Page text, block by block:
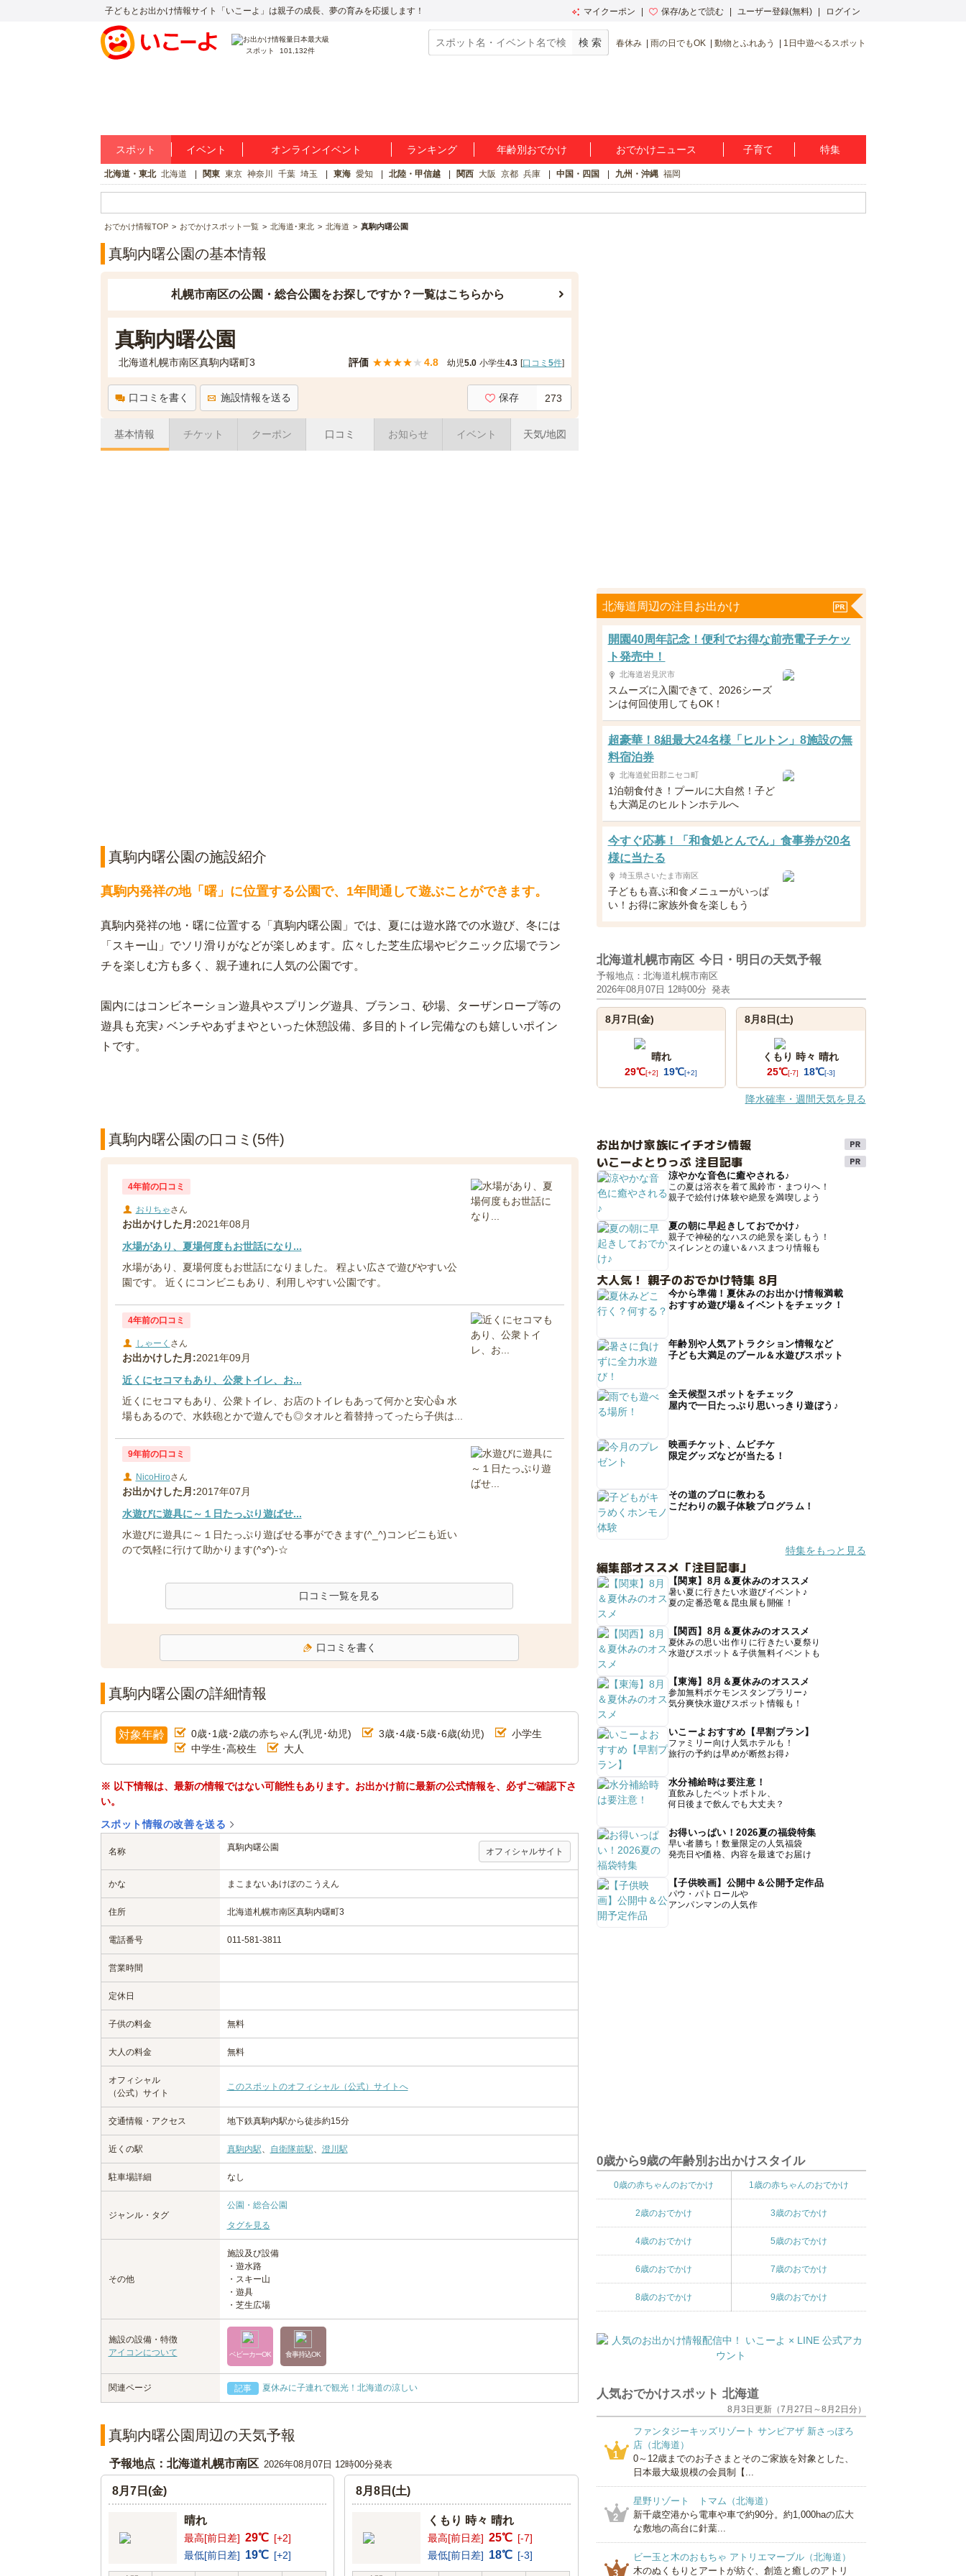
子どもとお出かけ情報サイト「いこーよ」は親子の成長、夢の育みを応援します！ マイクーポン 保存/あとで読む ユーザー登録(無料) ログイン
スポット 101,132件
春休み 雨の日でもOK 動物とふれあう 1日中遊べるスポット
スポット イベント オンラインイベント ランキング 年齢別おでかけ おでかけニュース 子育て 特集
北海道・東北 北海道 関東 東京 神奈川 千葉 埼玉 東海 愛知 北陸・甲信越 関西 大阪 京都 兵庫 中国・四国 九州・沖縄 福岡
おでかけ情報TOP おでかけスポット一覧 北海道･東北 北海道 真駒内曙公園
真駒内曙公園の基本情報
札幌市南区の公園・総合公園をお探しですか？一覧はこちらから
真駒内曙公園
北海道札幌市南区真駒内曙町3 評価 ★★★★★ 4.8 幼児5.0 小学生4.3 [口コミ 5件]
口コミを書く 施設情報を送る 保存 273
基本情報 チケット クーポン 口コミ お知らせ イベント 天気/地図
真駒内曙公園の施設紹介
真駒内発祥の地「曙」に位置する公園で、1年間通して遊ぶことができます。
真駒内発祥の地・曙に位置する「真駒内曙公園」では、夏には遊水路での水遊び、冬には
「スキー山」でソリ滑りがなどが楽しめます。広々した芝生広場やピクニック広場でラン
チを楽しむ方も多く、親子連れに人気の公園です。
園内にはコンビネーション遊具やスプリング遊具、ブランコ、砂場、ターザンロープ等の
遊具も充実♪ ベンチやあずまやといった休憩設備、多目的トイレ完備なのも嬉しいポイン
トです。
真駒内曙公園の口コミ(5件)
4年前の口コミ
おりちゃさん
お出かけした月:2021年08月
水場があり、夏場何度もお世話になり...
水場があり、夏場何度もお世話になりました。 程よい広さで遊びやすい公
園です。 近くにコンビニもあり、利用しやすい公園です。
4年前の口コミ
しゃーく さん
お出かけした月:2021年09月
近くにセコマもあり、公衆トイレ、お...
近くにセコマもあり、公衆トイレ、お店のトイレもあって何かと安心👍 水
場もあるので、水鉄砲とかで遊んでも◎タオルと着替持ってったら子供は...
9年前の口コミ
NicoHiroさん
お出かけした月:2017年07月
水遊びに遊具に～１日たっぷり遊ばせ...
水遊びに遊具に～１日たっぷり遊ばせる事ができます(^_^)コンビニも近い
ので気軽に行けて助かります(^з^)-☆
口コミ一覧を見る
口コミを書く
真駒内曙公園の詳細情報
対象年齢 0歳･1歳･2歳の赤ちゃん(乳児･幼児) 3歳･4歳･5歳･6歳(幼児)
小学生
中学生･高校生
大人
※ 以下情報は、最新の情報ではない可能性もあります。お出かけ前に最新の公式情報を、必ずご確認下さ
い。
スポット情報の改善を送る
名称 真駒内曙公園 オフィシャルサイト
かな まこまないあけぼのこうえん
住所 北海道札幌市南区真駒内曙町3
電話番号 011-581-3811
営業時間
定休日
子供の料金 無料
大人の料金 無料
オフィシャル
（公式）サイト
このスポットのオフィシャル（公式）サイトへ
交通情報・アクセス 地下鉄真駒内駅から徒歩約15分
近くの駅 真駒内駅、 自衛隊前駅、 澄川駅
駐車場詳細 なし
ジャンル・タグ
公園・総合公園
タグを見る
その他
施設及び設備
・遊水路
・スキー山
・遊具
・芝生広場
施設の設備・特徴
アイコンについて
ベビーカーOK 食事持込OK
関連ページ 記事 夏休みに子連れで観光！北海道の涼しい
真駒内曙公園周辺の天気予報
予報地点：北海道札幌市南区 2026年08月07日 12時00分発表
8月7日(金)
晴れ
最高[前日差] 29℃ [+2]
最低[前日差] 19℃ [+2]
8月8日(土)
くもり 時々 晴れ
最高[前日差] 25℃ [-7]
最低[前日差] 18℃ [-3]
北海道周辺の注目お出かけ
開園40周年記念！便利でお得な前売電子チケッ
ト発売中！
北海道岩見沢市
スムーズに入園できて、2026シーズ
ンは何回使用してもOK！
超豪華！8組最大24名様「ヒルトン」8施設の無
料宿泊券
北海道虻田郡ニセコ町
1泊朝食付き！プールに大自然！子ど
も大満足のヒルトンホテルへ
今すぐ応募！「和食処とんでん」食事券が20名
様に当たる
埼玉県さいたま市南区
子どもも喜ぶ和食メニューがいっぱ
い！お得に家族外食を楽しもう
北海道札幌市南区 今日・明日の天気予報
予報地点：北海道札幌市南区
2026年08月07日 12時00分 発表
8月7日(金)
晴れ
29℃[+2] 19℃[+2]
8月8日(土)
くもり 時々 晴れ
25℃[-7] 18℃[-3]
降水確率・週間天気を見る
お出かけ家族にイチオシ情報
いこーよとりっぷ 注目記事
涼やかな音色に癒やされる♪
この夏は浴衣を着て風鈴市・まつりへ！
親子で絵付け体験や絶景を満喫しよう
夏の朝に早起きしておでかけ♪
親子で神秘的なハスの絶景を楽しもう！
スイレンとの違い＆ハスまつり情報も
大人気！ 親子のおでかけ特集 8月
今から準備！夏休みのお出かけ情報満載
おすすめ遊び場＆イベントをチェック！
年齢別や人気アトラクション情報など
子ども大満足のプール＆水遊びスポット
全天候型スポットをチェック
屋内で一日たっぷり思いっきり遊ぼう♪
映画チケット、ムビチケ
限定グッズなどが当たる！
その道のプロに教わる
こだわりの親子体験プログラム！
特集をもっと見る
編集部オススメ「注目記事」
【関東】8月＆夏休みのオススメ
暑い夏に行きたい水遊びイベント♪
夏の定番恐竜＆昆虫展も開催！
【関西】8月＆夏休みのオススメ
夏休みの思い出作りに行きたい夏祭り
水遊びスポット＆子供無料イベントも
【東海】8月＆夏休みのオススメ
参加無料ポケモンスタンプラリー♪
気分爽快水遊びスポット情報も！
いこーよおすすめ【早割プラン】
ファミリー向け人気ホテルも！
旅行の予約は早めが断然お得♪
水分補給時は要注意！
直飲みしたペットボトル、
何日後まで飲んでも大丈夫？
お得いっぱい！2026夏の福袋特集
早い者勝ち！数量限定の人気福袋
発売日や価格、内容を最速でお届け
【子供映画】公開中＆公開予定作品
パウ・パトロールや
アンパンマンの人気作
0歳から9歳の年齢別お出かけスタイル
0歳の赤ちゃんのおでかけ 1歳の赤ちゃんのおでかけ
2歳のおでかけ 3歳のおでかけ
4歳のおでかけ 5歳のおでかけ
6歳のおでかけ 7歳のおでかけ
8歳のおでかけ 9歳のおでかけ
人気おでかけスポット 北海道
8月3日更新（7月27日～8月2日分）
1
ファンタジーキッズリゾート サンピアザ 新さっぽろ
店（北海道）
0～12歳までのお子さまとそのご家族を対象とした、
日本最大級規模の会員制【...
2
星野リゾート トマム（北海道）
新千歳空港から電車や車で約90分。約1,000haの広大
な敷地の高台に針葉...
3
ビー玉と木のおもちゃ アトリエマーブル（北海道）
木のぬくもりとアートが紡ぐ、創造と癒しのアトリ